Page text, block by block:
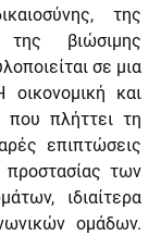
της
της βιώσιμης
σε μια
και
που πλήττει τη
επιπτώσεις
των
ιδιαίτερα
ομάδων.